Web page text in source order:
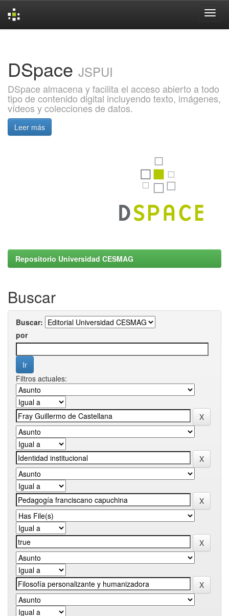
DSpace JSPUI
DSpace almacena y facilita el acceso abierto a todo
tipo de contenido digital incluyendo texto, imágenes,
vídeos y colecciones de datos.
Leer más
Repositorio Universidad CESMAG
Buscar
Buscar:
por
Filtros actuales: